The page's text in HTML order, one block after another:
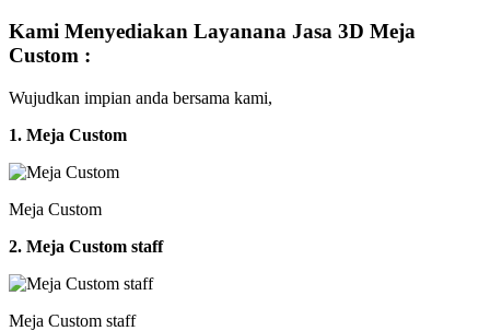
Kami Menyediakan Layanana Jasa 3D Meja
Custom :
Wujudkan impian anda bersama kami,
1. Meja Custom
Meja Custom
2. Meja Custom staff
Meja Custom staff